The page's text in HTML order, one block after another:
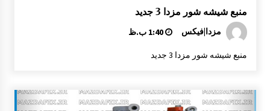
منبع شیشه شور مزدا 3 جدید
مزدا|فیکس 1:40 ب.ظ
منبع شیشه شور مزدا 3 جدید